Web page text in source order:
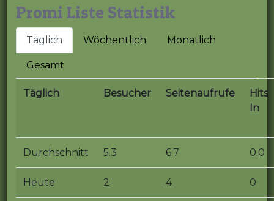
Promi Liste Statistik
Täglich Wöchentlich Monatlich
Gesamt
Täglich Besucher Seitenaufrufe
Hits
In
Durchschnitt 5.3 6.7 0.0
Heute 2 4 0